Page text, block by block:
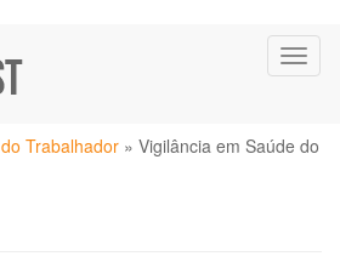
Trabalhador » Vigilância em Saúde do